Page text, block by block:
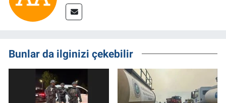
Bunlar da ilginizi çekebilir